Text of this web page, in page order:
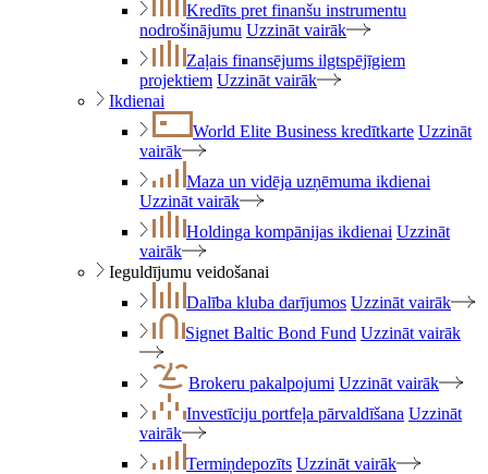
Kredīts pret finanšu instrumentu
nodrošinājumu Uzzināt vairāk
Zaļais finansējums ilgtspējīgiem
projektiem Uzzināt vairāk
Ikdienai
World Elite Business kredītkarte Uzzināt
vairāk
Maza un vidēja uzņēmuma ikdienai
Uzzināt vairāk
Holdinga kompānijas ikdienai Uzzināt
vairāk
Ieguldījumu veidošanai
Dalība kluba darījumos Uzzināt vairāk
Signet Baltic Bond Fund Uzzināt vairāk
Brokeru pakalpojumi Uzzināt vairāk
Investīciju portfeļa pārvaldīšana Uzzināt
vairāk
Termiņdepozīts Uzzināt vairāk